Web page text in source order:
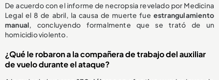
De acuerdo con el informe de necropsia revelado por Medicina
Legal el 8 de abril, la causa de muerte fue estrangulamiento
manual, concluyendo formalmente que se trató de un
homicidio violento.
¿Qué le robaron a la compañera de trabajo del auxiliar
de vuelo durante el ataque?